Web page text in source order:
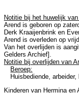
Notitie bij het huwelijk
Arend is geboren op
Derk Kraaijenbrink en
Arend is overleden op
Van het overlijden is
Gelders Archief].
Notitie bij overlijden van
Beroep:
Huisbediende, arbeider,
Kinderen van Hermina en